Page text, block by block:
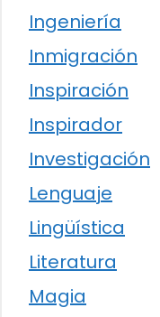
Ingeniería
Inmigración
Inspiración
Inspirador
Investigación
Lenguaje
Lingüística
Literatura
Magia